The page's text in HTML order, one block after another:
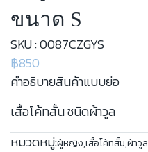
ขนาด S
SKU : 0087CZGYS
฿850
คำอธิบายสินค้าแบบย่อ
เสื้อโค้ทสั้น ชนิดผ้าวูล
หมวดหมู่:ผู้หญิง,เสื้อโค้ทสั้น,ผ้าวูล